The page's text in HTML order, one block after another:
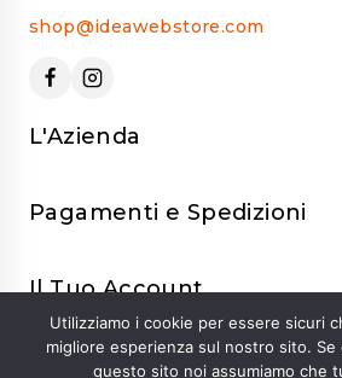
shop@ideawebstore.com
L'Azienda
Pagamenti e Spedizioni
Il Tuo Account
Utilizziamo i cookie per essere sicuri
migliore esperienza sul nostro sito.
questo sito noi assumiamo che